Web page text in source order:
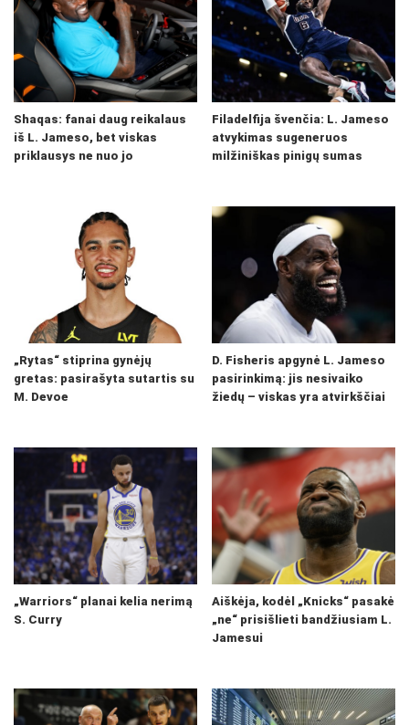
Shaqas: fanai daug reikalaus
iš L. Jameso, bet viskas
priklausys ne nuo jo
Filadelfija švenčia: L. Jameso
atvykimas sugeneruos
milžiniškas pinigų sumas
„Rytas“ stiprina gynėjų
gretas: pasirašyta sutartis su
M. Devoe
D. Fisheris apgynė L. Jameso
pasirinkimą: jis nesivaiko
žiedų – viskas yra atvirkščiai
„Warriors“ planai kelia nerimą
S. Curry
Aiškėja, kodėl „Knicks“ pasakė
„ne“ prisišlieti bandžiusiam L.
Jamesui